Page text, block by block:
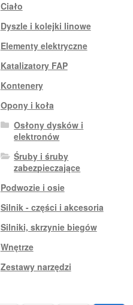
Ciało
Dyszle i kolejki linowe
Elementy elektryczne
Katalizatory FAP
Kontenery
Opony i koła
Osłony dysków i
elektronów
Śruby i śruby
zabezpieczające
Podwozie i osie
Silnik - części i akcesoria
Silniki, skrzynie biegów
Wnętrze
Zestawy narzędzi